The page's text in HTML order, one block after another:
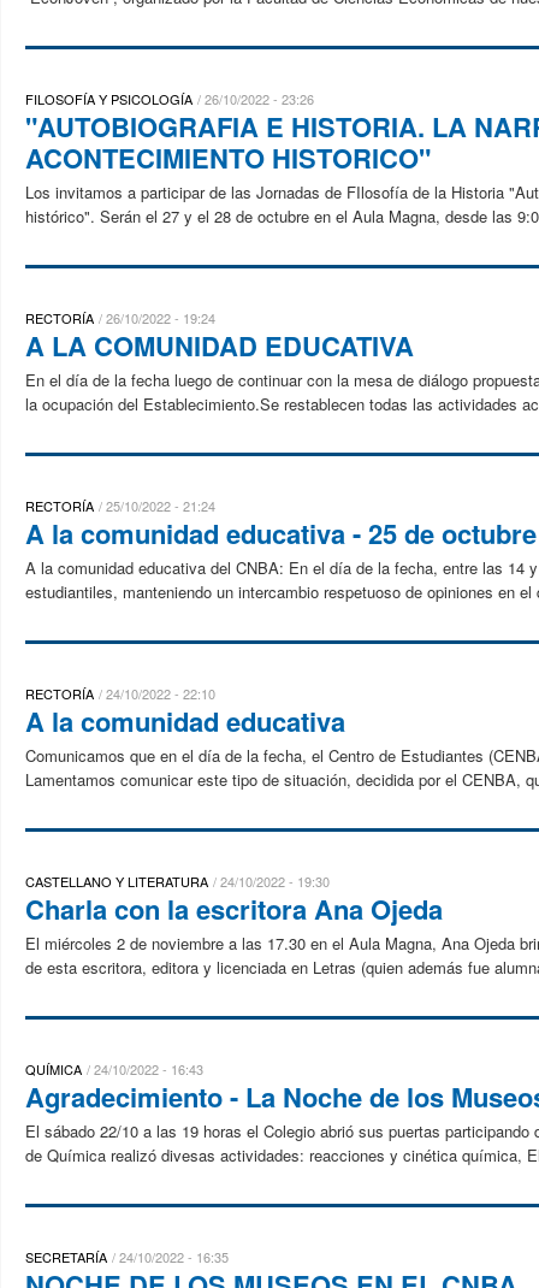
FILOSOFÍA Y PSICOLOGÍA 26/10/2022 - 23:26
"AUTOBIOGRAFIA E HISTORIA. LA
ACONTECIMIENTO HISTORICO"
Los invitamos a participar de las Jornadas de FIlosofía de la Historia
histórico". Serán el 27 y el 28 de octubre en el Aula Magna, desde las
RECTORÍA 26/10/2022 - 19:24
A LA COMUNIDAD EDUCATIVA
En el día de la fecha luego de continuar con la mesa de diálogo
la ocupación del Establecimiento.Se restablecen todas las actividades
RECTORÍA 25/10/2022 - 21:24
A la comunidad educativa - 25 de
A la comunidad educativa del CNBA: En el día de la fecha, entre las
estudiantiles, manteniendo un intercambio respetuoso de opiniones en
RECTORÍA 24/10/2022 - 22:10
A la comunidad educativa
Comunicamos que en el día de la fecha, el Centro de Estudiantes
Lamentamos comunicar este tipo de situación, decidida por el CENBA,
CASTELLANO Y LITERATURA 24/10/2022 - 19:30
Charla con la escritora Ana Ojeda
El miércoles 2 de noviembre a las 17.30 en el Aula Magna, Ana Ojeda
de esta escritora, editora y licenciada en Letras (quien además fue
QUÍMICA 24/10/2022 - 16:43
Agradecimiento - La Noche de los
El sábado 22/10 a las 19 horas el Colegio abrió sus puertas
de Química realizó divesas actividades: reacciones y cinética química,
SECRETARÍA 24/10/2022 - 16:35